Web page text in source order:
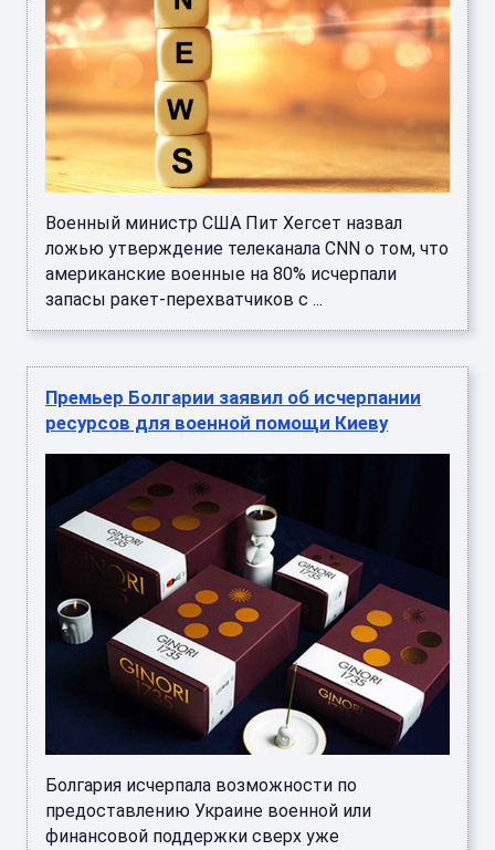
Военный министр США Пит Хегсет назвал
ложью утверждение телеканала CNN о том, что
американские военные на 80% исчерпали
запасы ракет-перехватчиков с ...
Премьер Болгарии заявил об исчерпании
ресурсов для военной помощи Киеву
Болгария исчерпала возможности по
предоставлению Украине военной или
финансовой поддержки сверх уже